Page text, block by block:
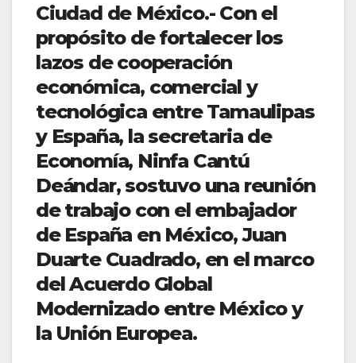
Ciudad de México.- Con el
propósito de fortalecer los
lazos de cooperación
económica, comercial y
tecnológica entre Tamaulipas
y España, la secretaria de
Economía, Ninfa Cantú
Deándar, sostuvo una reunión
de trabajo con el embajador
de España en México, Juan
Duarte Cuadrado, en el marco
del Acuerdo Global
Modernizado entre México y
la Unión Europea.